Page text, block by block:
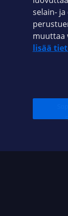
selain-
muuttaa
lisää